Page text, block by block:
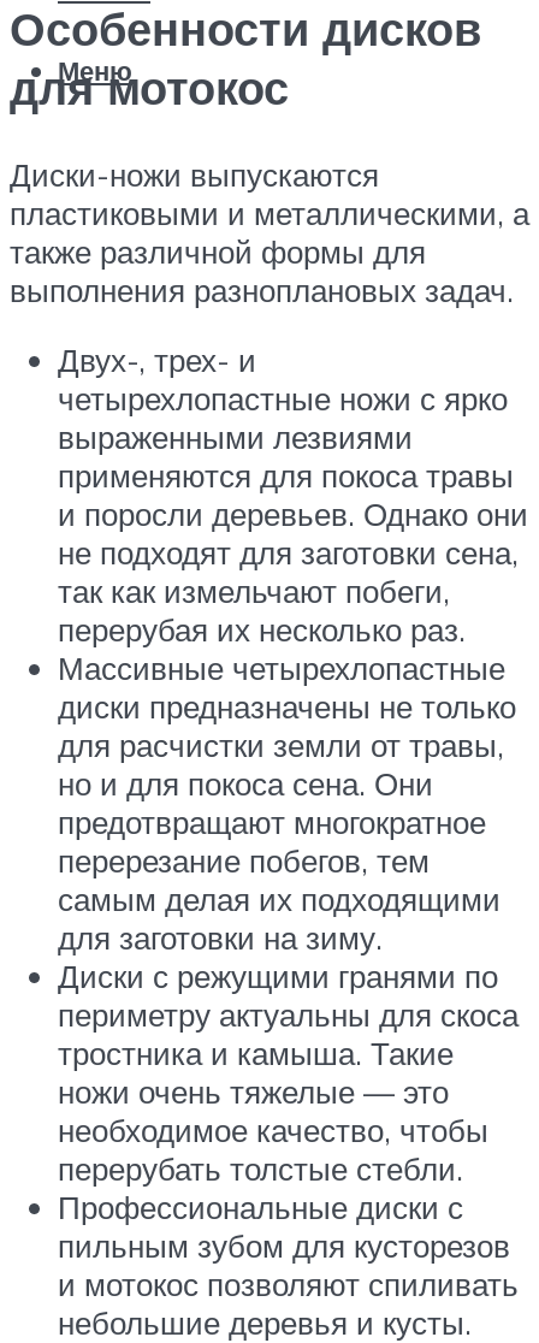
Меню
Особенности дисков
для мотокос
Диски-ножи выпускаются
пластиковыми и металлическими, а
также различной формы для
выполнения разноплановых задач.
Двух-, трех- и
четырехлопастные ножи с ярко
выраженными лезвиями
применяются для покоса травы
и поросли деревьев. Однако они
не подходят для заготовки сена,
так как измельчают побеги,
перерубая их несколько раз.
Массивные четырехлопастные
диски предназначены не только
для расчистки земли от травы,
но и для покоса сена. Они
предотвращают многократное
перерезание побегов, тем
самым делая их подходящими
для заготовки на зиму.
Диски с режущими гранями по
периметру актуальны для скоса
тростника и камыша. Такие
ножи очень тяжелые — это
необходимое качество, чтобы
перерубать толстые стебли.
Профессиональные диски с
пильным зубом для кусторезов
и мотокос позволяют спиливать
небольшие деревья и кусты.